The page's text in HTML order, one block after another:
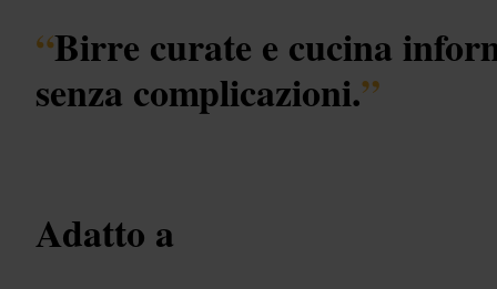
“Birre curate e cucina
senza complicazioni.”
Adatto a